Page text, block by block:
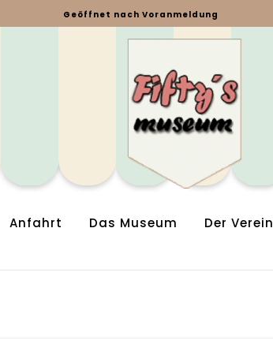
Geöffnet nach Voranmeldung
Anfahrt Das Museum Der Verein